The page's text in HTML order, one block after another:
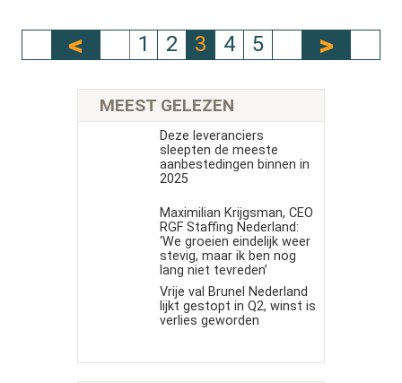
1 2 3 4 5
MEEST GELEZEN
Deze leveranciers
sleepten de meeste
aanbestedingen binnen in
2025
Maximilian Krijgsman, CEO
RGF Staffing Nederland:
‘We groeien eindelijk weer
stevig, maar ik ben nog
lang niet tevreden’
Vrije val Brunel Nederland
lijkt gestopt in Q2, winst is
verlies geworden